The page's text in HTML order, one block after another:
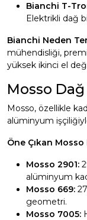
Bianchi T-
Elektrikli dağ
Bianchi Neden
mühendisliği,
yüksek ikinci el
Mosso
Mosso, özellikle
alüminyum
Öne Çıkan
Mosso 2901:
alüminyum
Mosso 669:
geometri.
Mosso 7005: